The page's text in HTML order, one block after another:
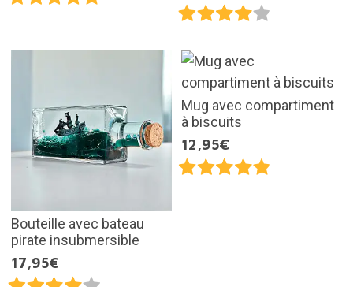
Bouteille avec bateau
pirate insubmersible
17,95€
Mug avec compartiment
à biscuits
12,95€